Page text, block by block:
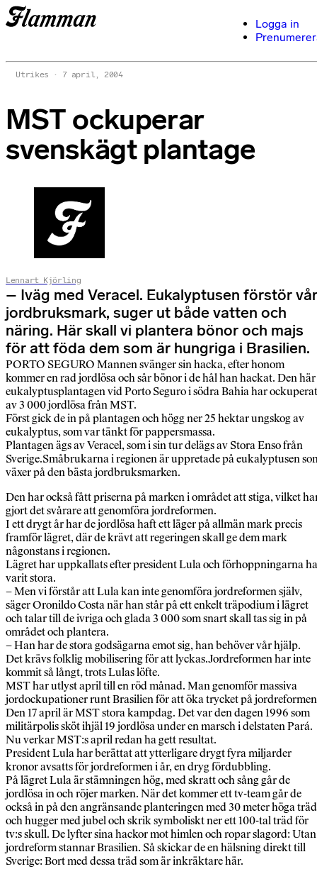
Logga in
Utrikes 7 april, 2004
MST ockuperar
svenskägt plantage
Lennart Kjörling
– Iväg med Veracel. Eukalyptusen förstör vår
jordbruksmark, suger ut både vatten och
näring. Här skall vi plantera bönor och majs
för att föda dem som är hungriga i Brasilien.
PORTO SEGURO Mannen svänger sin hacka, efter honom
kommer en rad jordlösa och sår bönor i de hål han hackat. Den här
eukalyptusplantagen vid Porto Seguro i södra Bahia har
av 3 000 jordlösa från MST.
Först gick de in på plantagen och högg ner 25 hektar ungskog av
eukalyptus, som var tänkt för pappersmassa.
Plantagen ägs av Veracel, som i sin tur delägs av Stora Enso från
Sverige.Småbrukarna i regionen är uppretade på eukalyptusen
växer på den bästa jordbruksmarken.
Den har också fått priserna på marken i området att stiga, vilket
gjort det svårare att genomföra jordreformen.
I ett drygt år har de jordlösa haft ett läger på allmän mark precis
framför lägret, där de krävt att regeringen skall ge dem mark
någonstans i regionen.
Lägret har uppkallats efter president Lula och förhoppningarna
varit stora.
– Men vi förstår att Lula kan inte genomföra jordreformen själv,
säger Oronildo Costa när han står på ett enkelt träpodium i lägret
och talar till de ivriga och glada 3 000 som snart skall tas sig in på
området och plantera.
– Han har de stora godsägarna emot sig, han behöver vår hjälp.
Det krävs folklig mobilisering för att lyckas.Jordreformen har inte
kommit så långt, trots Lulas löfte.
MST har utlyst april till en röd månad. Man genomför massiva
jordockupationer runt Brasilien för att öka trycket på
Den 17 april är MST stora kampdag. Det var den dagen 1996 som
militärpolis sköt ihjäl 19 jordlösa under en marsch i delstaten Pará.
Nu verkar MST:s april redan ha gett resultat.
President Lula har berättat att ytterligare drygt fyra miljarder
kronor avsatts för jordreformen i år, en dryg fördubbling.
På lägret Lula är stämningen hög, med skratt och sång går de
jordlösa in och röjer marken. När det kommer ett tv-team går de
också in på den angränsande planteringen med 30 meter höga träd
och hugger med jubel och skrik symboliskt ner ett 100-tal träd för
tv:s skull. De lyfter sina hackor mot himlen och ropar slagord: Utan
jordreform stannar Brasilien. Så skickar de en hälsning direkt till
Sverige: Bort med dessa träd som är inkräktare här.